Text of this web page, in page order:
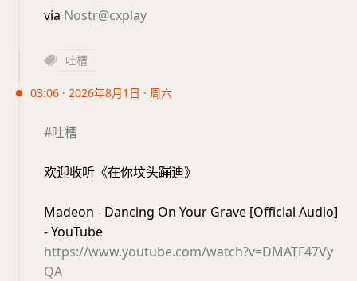
via Nostr@cxplay
吐槽
03:06 · 2026年8月1日 · 周六
#吐槽
欢迎收听《在你坟头蹦迪》
Madeon - Dancing On Your Grave [Official Audio]
- YouTube
https://www.youtube.com/watch?v=DMATF47Vy
QA